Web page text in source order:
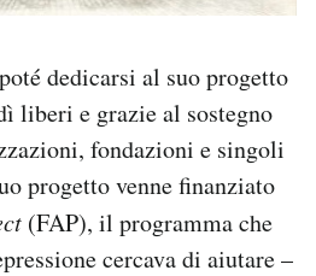
dedicarsi al suo progetto
liberi e grazie al sostegno
fondazioni e singoli
progetto venne finanziato
(FAP), il programma che
cercava di aiutare –